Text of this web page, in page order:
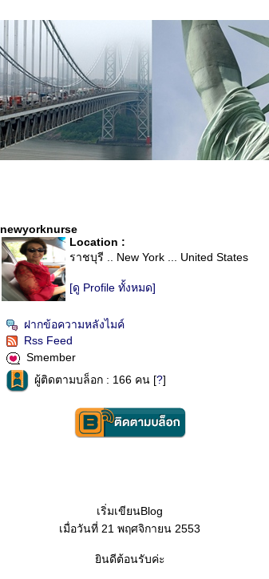
newyorknurse
Location :
ราชบุรี .. New York ... United States
[ดู Profile ทั้งหมด]
ฝากข้อความหลังไมค์
Rss Feed
Smember
ผู้ติดตามบล็อก : 166 คน [?]
เริ่มเขียนBlog
เมื่อวันที่ 21 พฤศจิกายน 2553
ยินดีต้อนรับค่ะ